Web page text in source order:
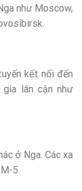
như Moscow,
kết nối đến
lân cận như
ở Nga. Các xa
5.